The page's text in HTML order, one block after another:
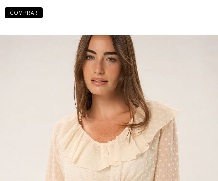
COMPRAR